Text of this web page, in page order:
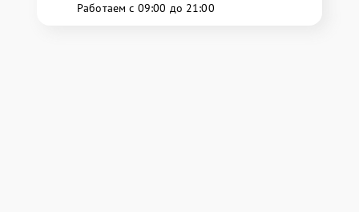
Работаем с 09:00 до 21:00